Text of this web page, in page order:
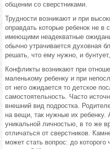
общении со сверстниками.
Трудности возникают и при
оправдать которые ребенок не в
имеющими неадекватные
обычно утрачивается духовная
решать, что ему нужно, и
Конфликты возникают при
маленькому ребенку и при
от него ожидается то детское
самостоятельность. Часто
внешний вид подростка.
на вещи, так нужные их ребенку.
уникальной личностью, в то же
отличаться от сверстников.
может стать вопрос: до которого